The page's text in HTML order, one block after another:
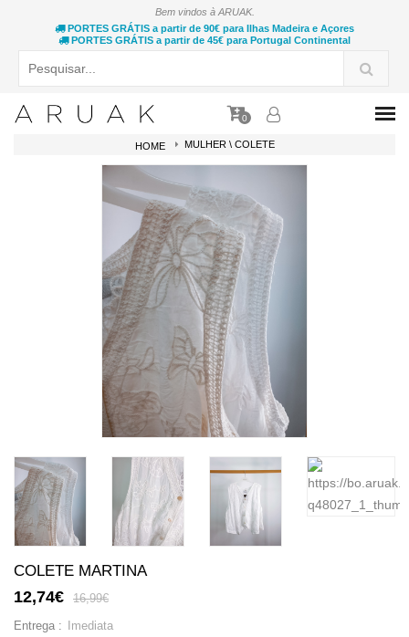
Bem vindos à ARUAK.
PORTES GRÁTIS a partir de 90€ para Ilhas Madeira e Açores
PORTES GRÁTIS a partir de 45€ para Portugal Continental
0
HOME MULHER \ COLETE
COLETE MARTINA
12,74€
16,99€
Entrega :
Imediata